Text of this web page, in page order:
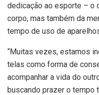
dedicação ao esporte – o
corpo, mas também da
tempo de uso de
“Muitas vezes, estamos
telas como forma de
acompanhar a vida do
buscando prazer o tempo